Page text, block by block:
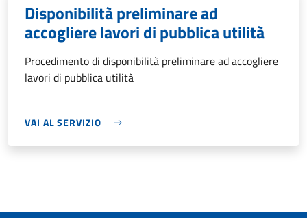
Disponibilità preliminare ad
accogliere lavori di pubblica utilità
Procedimento di disponibilità preliminare ad accogliere
lavori di pubblica utilità
VAI AL SERVIZIO